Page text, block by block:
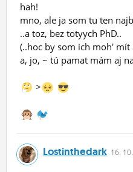
hah!
mno, ale ja som tu ten
..a toz, bez totyych PhD..
(..hoc by som ich moh' mít
a, jo, ~ tú pamat mám aj
>
Lostinthedark 16. 10.